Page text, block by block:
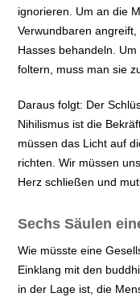
ignorieren. Um an die
Verwundbaren
Hasses behandeln.
foltern, muss man sie
Daraus folgt: Der
Nihilismus ist die
müssen das Licht auf
richten. Wir müssen
Herz schließen und
Sechs Säulen
Wie müsste eine
Einklang mit den
in der Lage ist, die